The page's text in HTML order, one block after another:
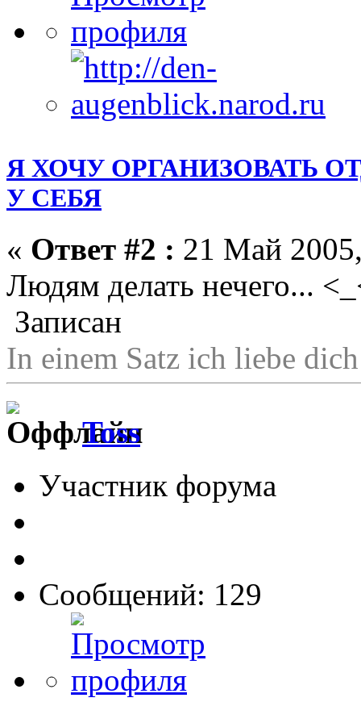
Я ХОЧУ ОРГАНИЗОВАТЬ
У СЕБЯ
« Ответ #2 : 21 Май
Людям делать нечего...
Записан
In einem Satz ich liebe
Toss
Участник форума
Сообщений: 129